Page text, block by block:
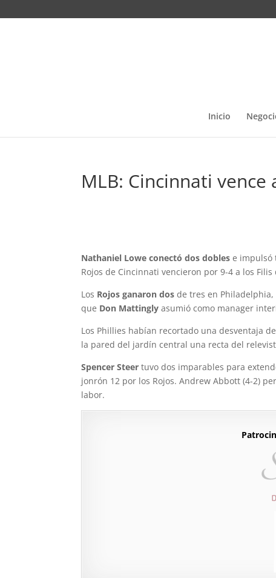
Inicio
MLB: Cincinnati vence
Nathaniel Lowe conectó dos dobles e impulsó
Rojos de Cincinnati vencieron por 9-4 a los
Los Rojos ganaron dos de tres en
que Don Mattingly asumió como manager
Los Phillies habían recortado una desventaja
la pared del jardín central una recta del
Spencer Steer tuvo dos imparables para
jonrón 12 por los Rojos. Andrew Abbott (4-2)
labor.